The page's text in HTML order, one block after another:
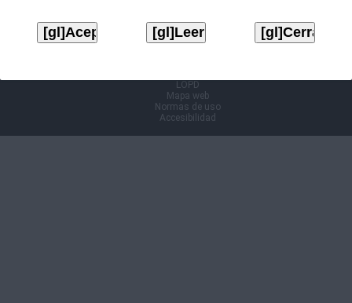
LOPD
Mapa web
Normas de uso
Accesibilidad